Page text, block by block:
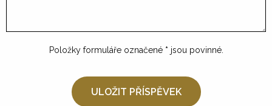
Položky formuláře označené * jsou povinné.